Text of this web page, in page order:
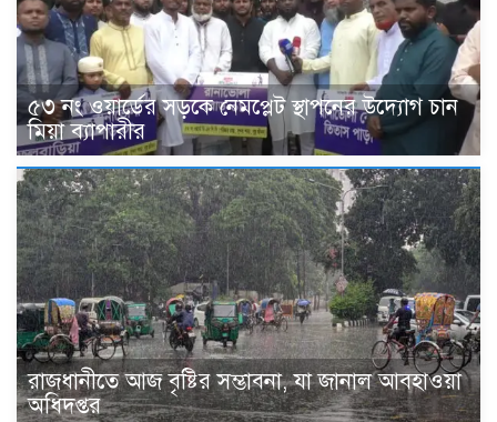
৫৩ নং ওয়ার্ডের সড়কে নেমপ্লেট স্থাপনের উদ্যোগ চান
মিয়া ব্যাপারীর
রাজধানীতে আজ বৃষ্টির সম্ভাবনা, যা জানাল আবহাওয়া
অধিদপ্তর